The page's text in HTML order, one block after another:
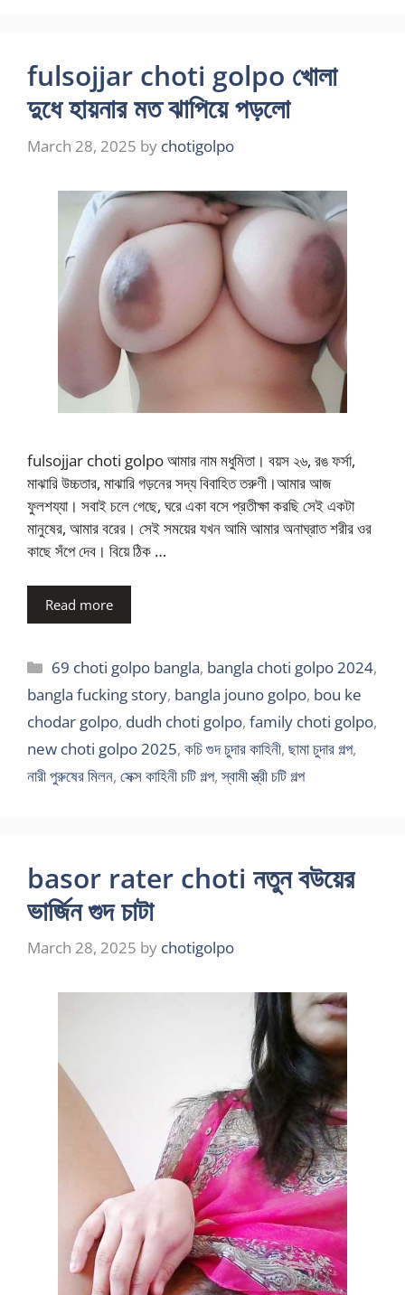
fulsojjar choti golpo খোলা
দুধে হায়নার মত ঝাপিয়ে পড়লো
March 28, 2025 by chotigolpo
fulsojjar choti golpo আমার নাম মধুমিতা। বয়স ২৬, রঙ ফর্সা,
মাঝারি উচ্চতার, মাঝারি গড়নের সদ্য বিবাহিত তরুণী।আমার আজ
ফুলশয্যা। সবাই চলে গেছে, ঘরে একা বসে প্রতীক্ষা করছি সেই একটা
মানুষের, আমার বরের। সেই সময়ের যখন আমি আমার অনাঘ্রাত শরীর ওর
কাছে সঁপে দেব। বিয়ে ঠিক …
Read more
Categories
69 choti golpo bangla, bangla choti golpo 2024,
bangla fucking story, bangla jouno golpo, bou ke
chodar golpo, dudh choti golpo, family choti golpo,
new choti golpo 2025, কচি গুদ চুদার কাহিনী, ছামা চুদার গল্প,
নারী পুরুষের মিলন, সেক্স কাহিনী চটি গল্প,স্বামী স্ত্রী চটি গল্প
basor rater choti নতুন বউয়ের
ভার্জিন গুদ চাটা
March 28, 2025 by chotigolpo